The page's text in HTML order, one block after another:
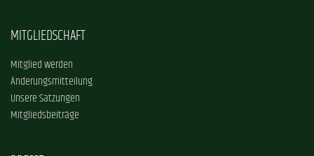
MITGLIEDSCHAFT
Mitglied werden
Änderungsmitteilung
Unsere Satzungen
Mitgliedsbeiträge